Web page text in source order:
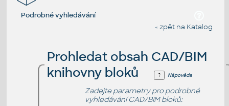
Podrobné vyhledávání
« zpět na Katalog
Prohledat obsah CAD/BIM
knihovny bloků
Nápověda
Zadejte parametry pro podrobné
vyhledávání CAD/BIM bloků: